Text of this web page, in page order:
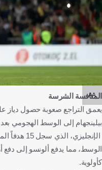
AA
المنافسة الشرسة
يعمق التراجع صعوبة حصول
بيلينجهام إلى الوسط الهجومي
كأولوية.